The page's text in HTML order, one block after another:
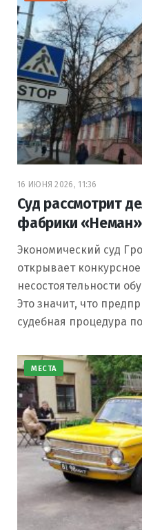
16 ИЮНЯ 2026, 11:36
Суд рассмотрит
фабрики «Неман»
Экономический суд
открывает
несостоятельности
Это значит, что
судебная процедура
МЕСТА